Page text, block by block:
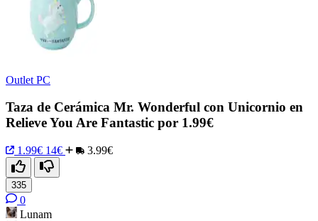
Outlet PC
Taza de Cerámica Mr. Wonderful con Unicornio en
Relieve You Are Fantastic por 1.99€
1.99€ 14€ 3.99€
335
0
Lunam